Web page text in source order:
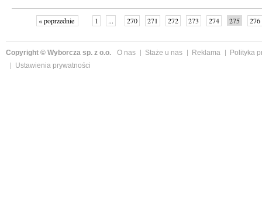
« poprzednie 1 ... 270 271 272 273 274 275 276
Copyright © Wyborcza sp. z o.o. O nas Staże u nas Reklama
Polityka
Ustawienia prywatności